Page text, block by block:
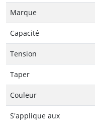
Marque
Capacité
Tension
Taper
Couleur
S'applique aux